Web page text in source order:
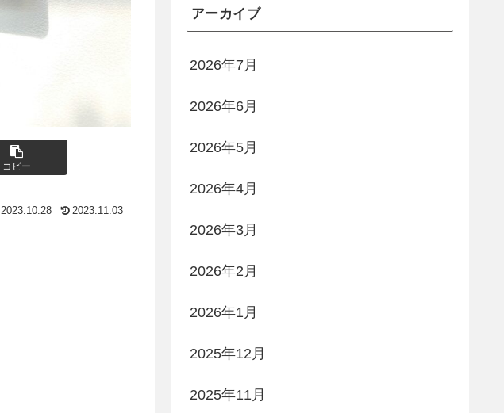
コピー
2023.10.28 2023.11.03
アーカイブ
2026年7月
2026年6月
2026年5月
2026年4月
2026年3月
2026年2月
2026年1月
2025年12月
2025年11月